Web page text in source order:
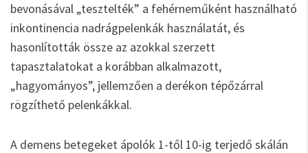
bevonásával „tesztelték” a fehérneműként használható
inkontinencia nadrágpelenkák használatát, és
hasonlították össze az azokkal szerzett
tapasztalatokat a korábban alkalmazott,
„hagyományos”, jellemzően a derékon tépőzárral
rögzíthető pelenkákkal.
A demens betegeket ápolók 1-től 10-ig terjedő skálán